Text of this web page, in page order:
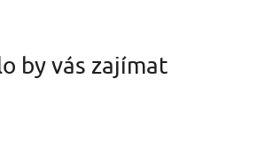
by vás zajímat